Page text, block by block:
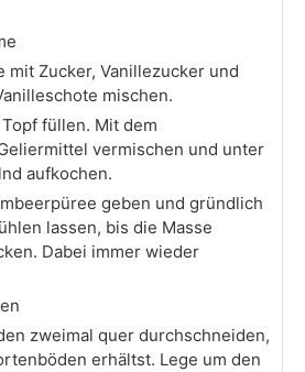
mit Zucker, Vanillezucker und
mischen.
füllen. Mit dem
vermischen und unter
aufkochen.
geben und gründlich
lassen, bis die Masse
Dabei immer wieder
zweimal quer durchschneiden,
erhältst. Lege um den